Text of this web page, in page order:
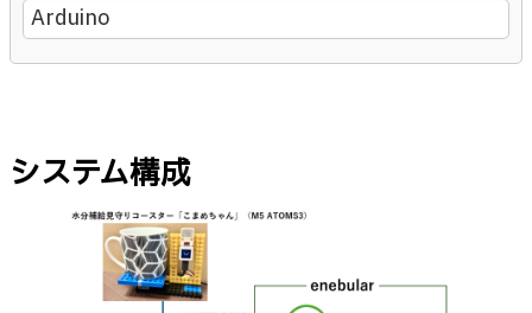
Arduino
システム構成